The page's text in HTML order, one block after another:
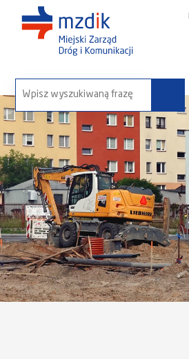
wyszukaj na stronie: